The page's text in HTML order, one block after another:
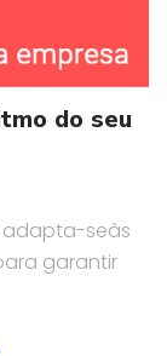
do seu
adapta-seàs
garantir